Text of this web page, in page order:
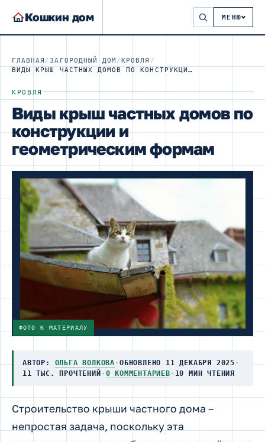
Кошкин дом МЕНЮ
ГЛАВНАЯ /ЗАГОРОДНЫЙ ДОМ /КРОВЛЯ /
ВИДЫ КРЫШ ЧАСТНЫХ ДОМОВ ПО КОНСТРУКЦИИ И ГЕОМЕТРИЧЕСКИМ ФОРМАМ
КРОВЛЯ
Виды крыш частных домов по
конструкции и
геометрическим формам
ФОТО К МАТЕРИАЛУ
АВТОР: ОЛЬГА ВОЛКОВА · ОБНОВЛЕНО 11 ДЕКАБРЯ 2025 ·
11 ТЫС. ПРОЧТЕНИЙ · 0 КОММЕНТАРИЕВ · 10 МИН ЧТЕНИЯ
Строительство крыши частного дома –
непростая задача, поскольку эта